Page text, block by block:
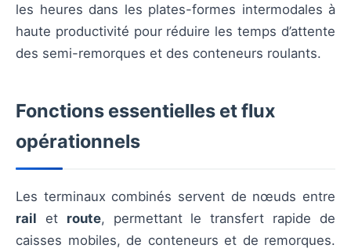
les heures dans les plates-formes intermodales à
haute productivité pour réduire les temps d’attente
des semi-remorques et des conteneurs roulants.
Fonctions essentielles et flux
opérationnels
Les terminaux combinés servent de nœuds entre
rail et route, permettant le transfert rapide de
caisses mobiles, de conteneurs et de remorques.